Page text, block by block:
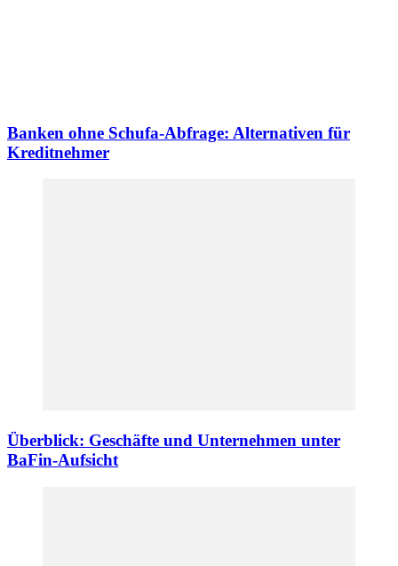
Banken ohne Schufa-Abfrage: Alternativen für
Kreditnehmer
Überblick: Geschäfte und Unternehmen unter
BaFin-Aufsicht